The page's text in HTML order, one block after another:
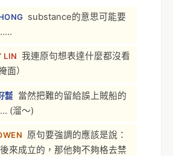
substance的意思可能要
LIN 我連原句想表達什麼都沒看
面）
㍿
當然把難的留給誤上賊船的
(溜～)
原句要強調的應該是說：
來成立的，那他夠不夠格去禁